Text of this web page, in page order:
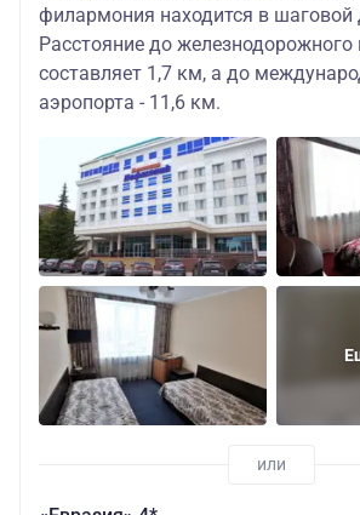
филармония находится в шаговой
Расстояние до железнодорожного
составляет 1,7 км, а до
аэропорта - 11,6 км.